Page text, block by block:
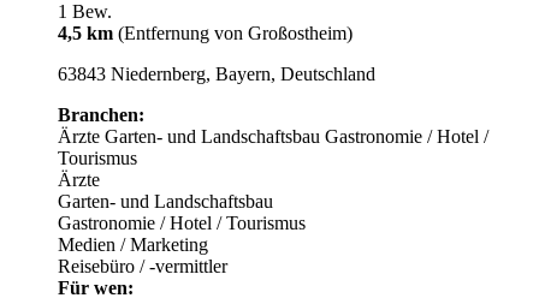
1 Bew.
4,5 km (Entfernung von Großostheim)
63843 Niedernberg, Bayern, Deutschland
Branchen:
Ärzte Garten- und Landschaftsbau Gastronomie / Hotel /
Tourismus
Ärzte
Garten- und Landschaftsbau
Gastronomie / Hotel / Tourismus
Medien / Marketing
Reisebüro / -vermittler
Für wen: